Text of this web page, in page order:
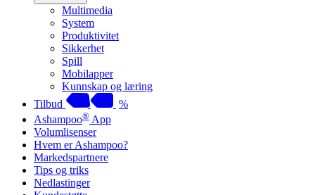
Multimedia
System
Produktivitet
Sikkerhet
Spill
Mobilapper
Kunnskap og læring
Tilbud
%
Ashampoo® App
Volumlisenser
Hvem er Ashampoo?
Markedspartnere
Tips og triks
Nedlastinger